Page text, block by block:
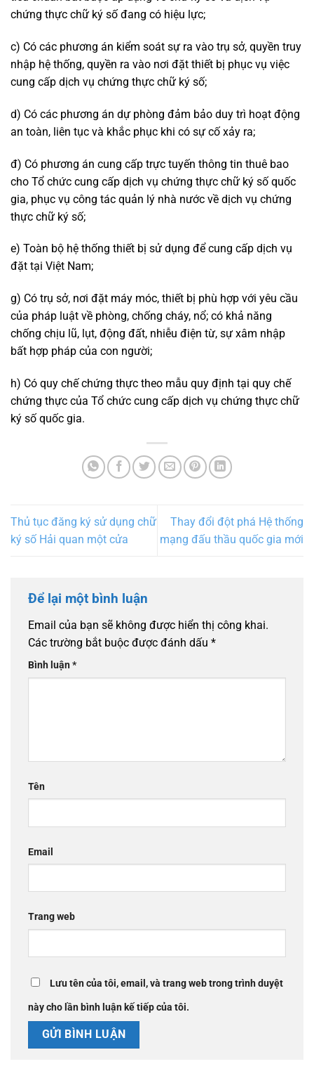
chứng thực chữ ký số đang có hiệu lực;
c) Có các phương án kiểm soát sự ra vào trụ sở, quyền truy
nhập hệ thống, quyền ra vào nơi đặt thiết bị phục vụ việc
cung cấp dịch vụ chứng thực chữ ký số;
d) Có các phương án dự phòng đảm bảo duy trì hoạt động
an toàn, liên tục và khắc phục khi có sự cố xảy ra;
đ) Có phương án cung cấp trực tuyến thông tin thuê bao
cho Tổ chức cung cấp dịch vụ chứng thực chữ ký số quốc
gia, phục vụ công tác quản lý nhà nước về dịch vụ chứng
thực chữ ký số;
e) Toàn bộ hệ thống thiết bị sử dụng để cung cấp dịch vụ
đặt tại Việt Nam;
g) Có trụ sở, nơi đặt máy móc, thiết bị phù hợp với yêu cầu
của pháp luật về phòng, chống cháy, nổ; có khả năng
chống chịu lũ, lụt, động đất, nhiễu điện từ, sự xâm nhập
bất hợp pháp của con người;
h) Có quy chế chứng thực theo mẫu quy định tại quy chế
chứng thực của Tổ chức cung cấp dịch vụ chứng thực chữ
ký số quốc gia.
Thủ tục đăng ký sử dụng chữ
ký số Hải quan một cửa
Thay đổi đột phá Hệ thống
mạng đấu thầu quốc gia mới
Để lại một bình luận
Email của bạn sẽ không được hiển thị công khai.
Các trường bắt buộc được đánh dấu *
Bình luận*
Tên
Email
Trang web
Lưu tên của tôi, email, và trang web trong trình duyệt
này cho lần bình luận kế tiếp của tôi.